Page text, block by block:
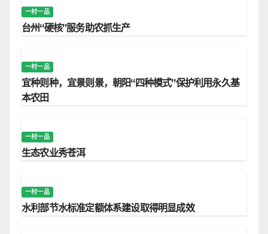
一村一品
台州“硬核”服务助农抓生产
一村一品
宜种则种，宜景则景，朝阳“四种模式”保护利用永久基
本农田
一村一品
生态农业秀苍洱
一村一品
水利部节水标准定额体系建设取得明显成效